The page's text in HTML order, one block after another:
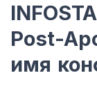
Post-
имя